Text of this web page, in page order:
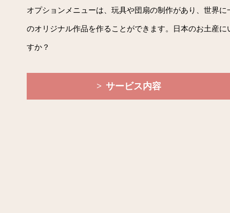
オプションメニューは、玩具や団扇の制作があり、世界に
のオリジナル作品を作ることができます。日本のお土産に
すか？
サービス内容